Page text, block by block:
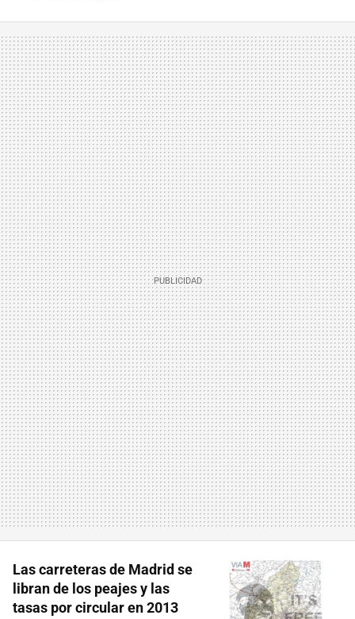
Las carreteras de Madrid se
libran de los peajes y las
tasas por circular en 2013